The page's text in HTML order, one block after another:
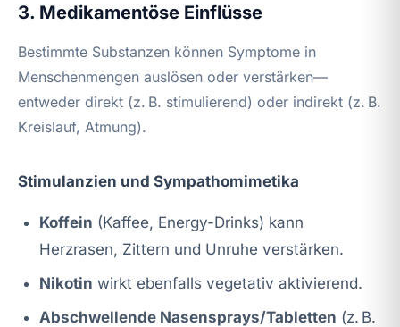
3. Medikamentöse Einflüsse
Bestimmte Substanzen können Symptome in
Menschenmengen auslösen oder verstärken—
entweder direkt (z. B. stimulierend) oder indirekt (z. B.
Kreislauf, Atmung).
Stimulanzien und Sympathomimetika
Koffein (Kaffee, Energy-Drinks) kann
Herzrasen, Zittern und Unruhe verstärken.
Nikotin wirkt ebenfalls vegetativ aktivierend.
Abschwellende Nasensprays/Tabletten (z. B.